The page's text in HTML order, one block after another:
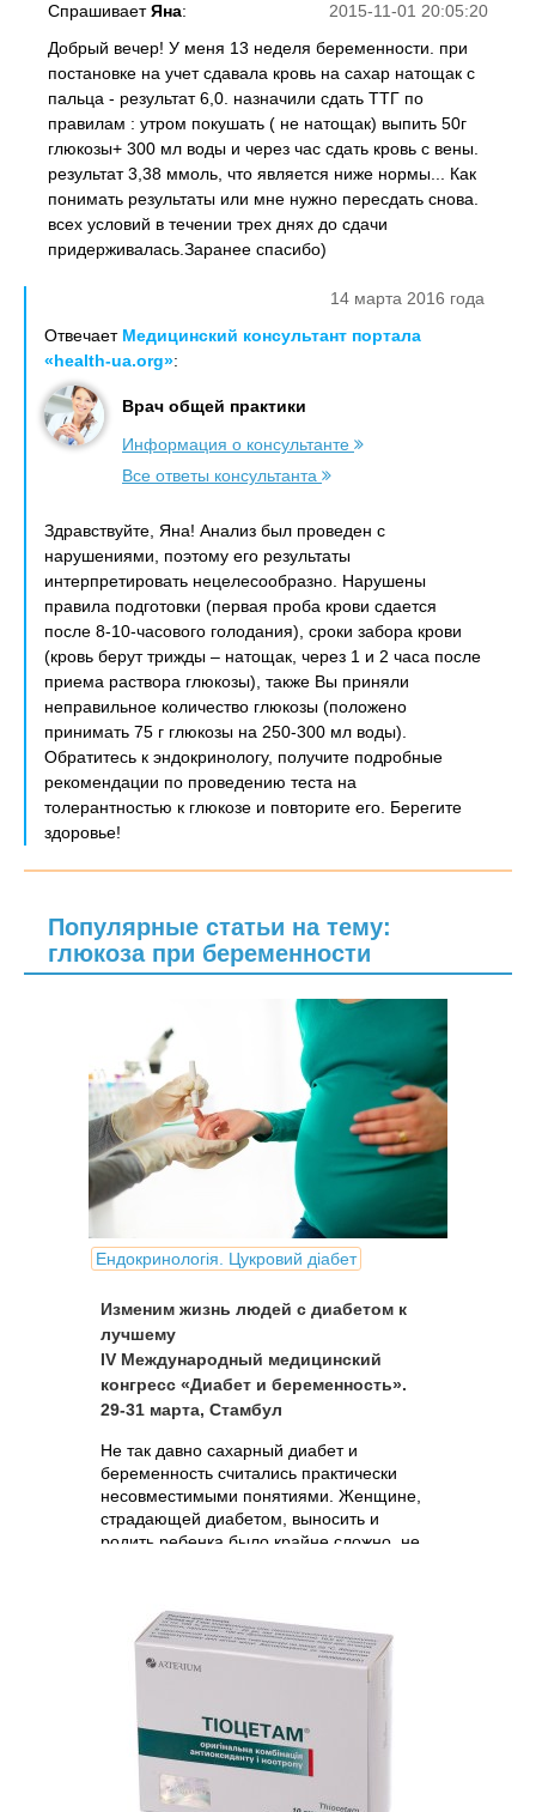
2015-11-01 20:05:20
СпрашиваетЯна:
Добрый вечер! У меня 13 неделя беременности. при
постановке на учет сдавала кровь на сахар натощак с
пальца - результат 6,0. назначили сдать ТТГ по
правилам : утром покушать ( не натощак) выпить 50г
глюкозы+ 300 мл воды и через час сдать кровь с вены.
результат 3,38 ммоль, что является ниже нормы... Как
понимать результаты или мне нужно пересдать снова.
всех условий в течении трех днях до сдачи
придерживалась.Заранее спасибо)
14 марта 2016 года
Отвечает Медицинский консультант портала
«health-ua.org»:
Врач общей практики
Информация о консультанте
Все ответы консультанта
Здравствуйте, Яна! Анализ был проведен с
нарушениями, поэтому его результаты
интерпретировать нецелесообразно. Нарушены
правила подготовки (первая проба крови сдается
после 8-10-часового голодания), сроки забора крови
(кровь берут трижды – натощак, через 1 и 2 часа после
приема раствора глюкозы), также Вы приняли
неправильное количество глюкозы (положено
принимать 75 г глюкозы на 250-300 мл воды).
Обратитесь к эндокринологу, получите подробные
рекомендации по проведению теста на
толерантностью к глюкозе и повторите его. Берегите
здоровье!
Популярные статьи на тему:
глюкоза при беременности
Ендокринологія. Цукровий діабет
Изменим жизнь людей с диабетом к
лучшему
IV Международный медицинский
конгресс «Диабет и беременность».
29-31 марта, Стамбул
Не так давно сахарный диабет и
беременность считались практически
несовместимыми понятиями. Женщине,
страдающей диабетом, выносить и
родить ребенка было крайне сложно, не